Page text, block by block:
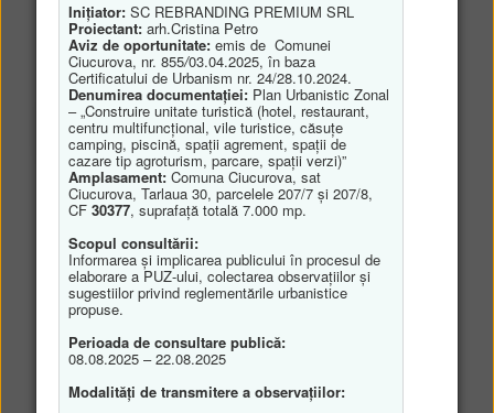
Contracte
alte situaţii
Proiecte de buget
Fişier Observaţii Data publicării User id
niciun proiect de buget publicat recent
Inițiator: SC REBRANDING PREMIUM SRL
Proiectant: arh.Cristina Petro
Aviz de oportunitate: emis de Comunei
Ciucurova, nr. 855/03.04.2025, în baza
Certificatului de Urbanism nr. 24/28.10.2024.
Denumirea documentației: Plan Urbanistic Zonal
– „Construire unitate turistică (hotel, restaurant,
centru multifuncțional, vile turistice, căsuțe
camping, piscină, spații agrement, spații de
cazare tip agroturism, parcare, spații verzi)”
Amplasament: Comuna Ciucurova, sat
Ciucurova, Tarlaua 30, parcelele 207/7 și 207/8,
CF30377, suprafață totală 7.000 mp.
Scopul consultării:
Informarea și implicarea publicului în procesul de
elaborare a PUZ-ului, colectarea observațiilor și
sugestiilor privind reglementările urbanistice
propuse.
Perioada de consultare publică:
08.08.2025 – 22.08.2025
Modalități de transmitere a observațiilor: